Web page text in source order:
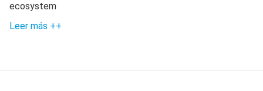
ecosystem
Leer más ++